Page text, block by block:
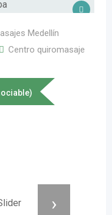
Medellín
Centro quiromasaje
›